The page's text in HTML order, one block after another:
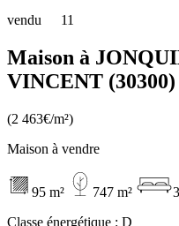
vendu 11
Maison à
VINCENT (30300)
(2 463€/m²)
Maison à vendre
95 m² 747 m²
3
Classe énergétique : D